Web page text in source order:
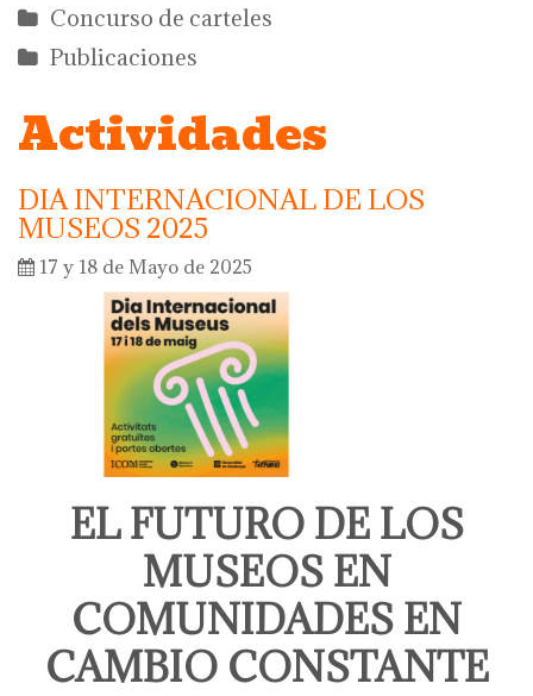
Concurso de carteles
Publicaciones
Actividades
DIA INTERNACIONAL DE LOS
MUSEOS 2025
17 y 18 de Mayo de 2025
EL FUTURO DE LOS
MUSEOS EN
COMUNIDADES EN
CAMBIO CONSTANTE